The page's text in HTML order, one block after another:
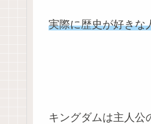
実際に歴史が好きな
キングダムは主人公